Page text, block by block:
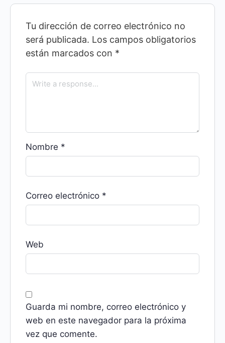
Tu dirección de correo electrónico no
será publicada. Los campos obligatorios
están marcados con *
Nombre *
Correo electrónico *
Web
Guarda mi nombre, correo electrónico y
web en este navegador para la próxima
vez que comente.